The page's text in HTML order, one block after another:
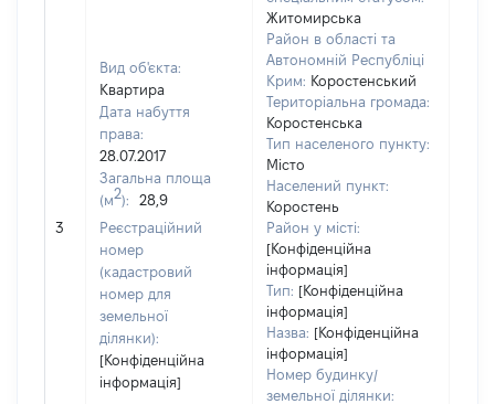
3
Вид об'єкта:
Квартира
Дата набуття
права:
28.07.2017
Загальна площа
(м2):
28,9
Реєстраційний
номер
(кадастровий
номер для
земельної
ділянки):
[Конфіденційна
інформація]
Житомирська
Район в області та
Автономній Республіці
Крим: Коростенський
Територіальна громада:
Коростенська
Тип населеного пункту:
Місто
Населений пункт:
Коростень
Район у місті:
[Конфіденційна
інформація]
Тип: [Конфіденційна
інформація]
Назва: [Конфіденційна
інформація]
Номер будинку/
земельної ділянки: